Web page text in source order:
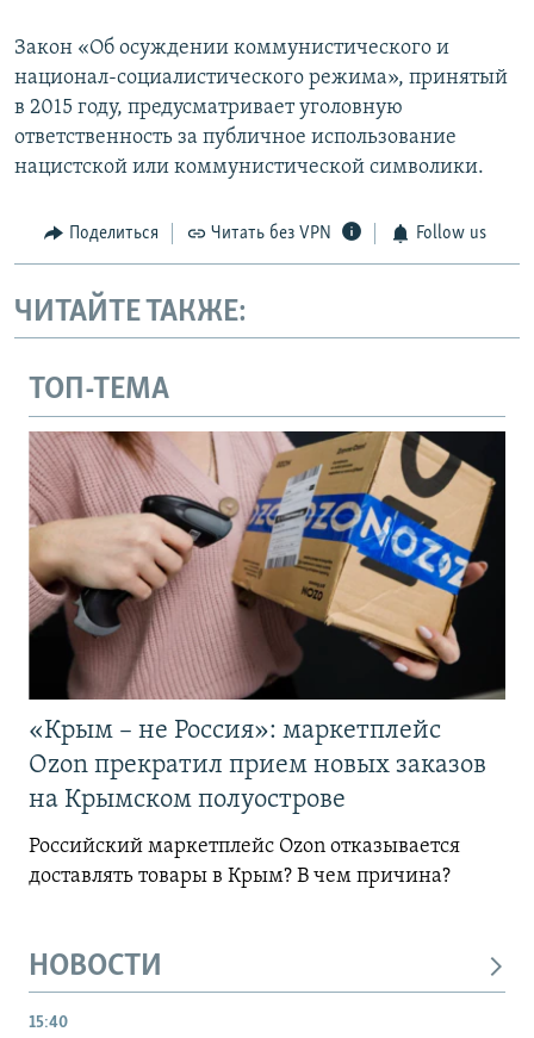
Закон «Об осуждении коммунистического и
национал-социалистического режима», принятый
в 2015 году, предусматривает уголовную
ответственность за публичное использование
нацистской или коммунистической символики.
Поделиться Читать без VPN Follow us
ЧИТАЙТЕ ТАКЖЕ:
ТОП-ТЕМА
«Крым – не Россия»: маркетплейс
Ozon прекратил прием новых заказов
на Крымском полуострове
Российский маркетплейс Ozon отказывается
доставлять товары в Крым? В чем причина?
НОВОСТИ
15:40